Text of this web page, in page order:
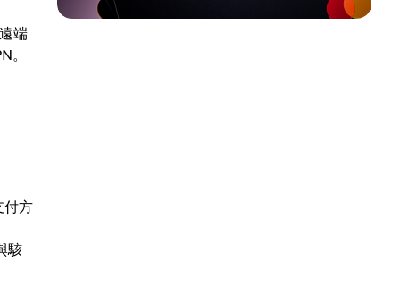
端
。
付方
駭